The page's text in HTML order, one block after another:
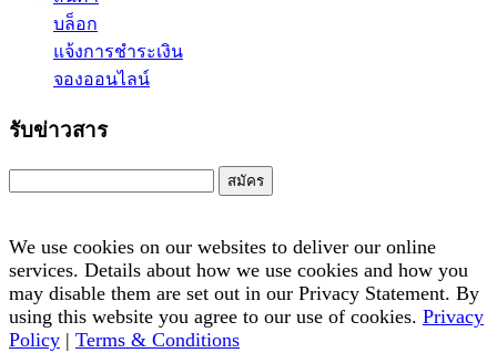
บล็อก
แจ้งการชำระเงิน
จองออนไลน์
รับข่าวสาร
สมัคร
We use cookies on our websites to deliver our online
services. Details about how we use cookies and how you
may disable them are set out in our Privacy Statement. By
using this website you agree to our use of cookies. Privacy
Policy | Terms & Conditions